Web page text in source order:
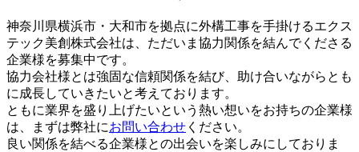
神奈川県横浜市・大和市を拠点に外構工事を手掛けるエクス
テック美創株式会社は、ただいま協力関係を結んでくださる
企業様を募集中です。
協力会社様とは強固な信頼関係を結び、助け合いながらとも
に成長していきたいと考えております。
ともに業界を盛り上げたいという熱い想いをお持ちの企業様
は、まずは弊社にお問い合わせ ください。
良い関係を結べる企業様との出会いを楽しみにしておりま